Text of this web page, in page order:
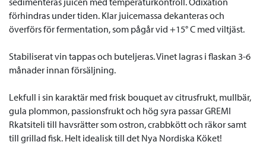
förhindras under tiden. Klar juicemassa dekanteras och
överförs för fermentation, som pågår vid +15° C med viltjäst.
Stabiliserat vin tappas och buteljeras. Vinet lagras i flaskan 3-6
månader innan försäljning.
Lekfull i sin karaktär med frisk bouquet av citrusfrukt, mullbär,
gula plommon, passionsfrukt och hög syra passar GREMI
Rkatsiteli till havsrätter som ostron, crabbkött och räkor samt
till grillad fisk. Helt idealisk till det Nya Nordiska Köket!